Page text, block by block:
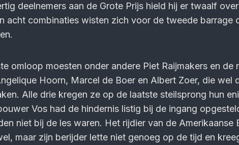
deelnemers aan de Grote Prijs hield hij er twaalf
acht combinaties wisten zich voor de tweede barrage
omloop moesten onder andere Piet Raijmakers en de
Hoorn, Marcel de Boer en Albert Zoer, die wel
Alle drie kregen ze op de laatste steilsprong hun
Vos had de hindernis listig bij de ingang
niet bij de les waren. Het rijdier van de Amerikaanse
maar zijn berijder lette niet genoeg op de tijd en